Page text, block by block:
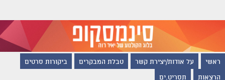
ראשי על אודות/יצירת קשר טבלת המבקרים ביקורות סרטים
הרצאות תסריט.ים